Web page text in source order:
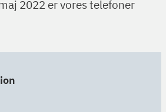
2022 er vores telefoner